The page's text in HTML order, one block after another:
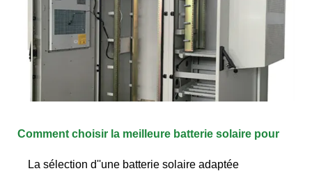
Comment choisir la meilleure batterie solaire pour
La sélection d''une batterie solaire adaptée